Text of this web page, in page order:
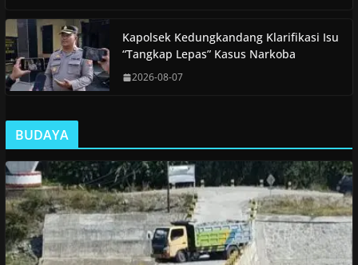
Kapolsek Kedungkandang Klarifikasi Isu
“Tangkap Lepas” Kasus Narkoba
2026-08-07
BUDAYA